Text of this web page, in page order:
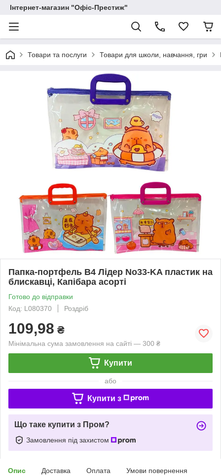
Інтернет-магазин "Офіс-Престиж"
Товари та послуги Товари для школи, навчання, гри
Папка-портфель В4 Лідер No33-KA пластик на
блискавці, Капібара асорті
Готово до відправки
Код: L080370
Роздріб
109,98 ₴
Мінімальна сума замовлення на сайті — 300 ₴
Купити
або
Купити з
Що таке купити з Пром?
Замовлення під захистом
Опис Доставка Оплата Умови повернення